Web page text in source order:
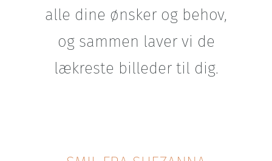
alle dine ønsker og behov,
og sammen laver vi de
lækreste billeder til dig.